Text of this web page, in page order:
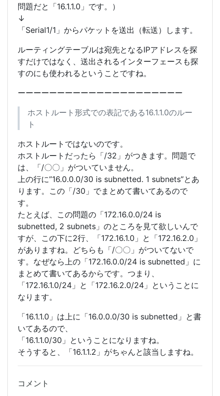
問題だと「16.1.1.0」です。）
↓
「Serial1/1」からパケットを送出（転送）します。
ルーティングテーブルは宛先となるIPアドレスを探
すだけではなく、送出されるインターフェースも探
すのにも使われるということですね。
ーーーーーーーーーーーーーーーーーーーーー
ホストルート形式での表記である16.1.1.0のルー
ト
ホストルートではないのです。
ホストルートだったら「/32」がつきます。問題で
は、「/〇〇」がついていません。
上の行に”16.0.0.0/30 is subnetted. 1 subnets”とあ
ります。この「/30」でまとめて書いてあるので
す。
たとえば、この問題の「172.16.0.0/24 is
subnetted, 2 subnets」のところを見て欲しいんで
すが、この下に2行、「172.16.1.0」と「172.16.2.0」
がありますね。どちらも「/〇〇」がついてないで
す。なぜなら上の「172.16.0.0/24 is subnetted」に
まとめて書いてあるからです。つまり、
「172.16.1.0/24」と「172.16.2.0/24」ということに
なります。
「16.1.1.0」は上に「16.0.0.0/30 is subnetted」と書
いてあるので、
「16.1.1.0/30」ということになりますね。
そうすると、「16.1.1.2」がちゃんと該当しますね。
コメント